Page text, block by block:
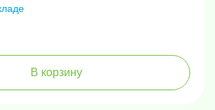
В корзину